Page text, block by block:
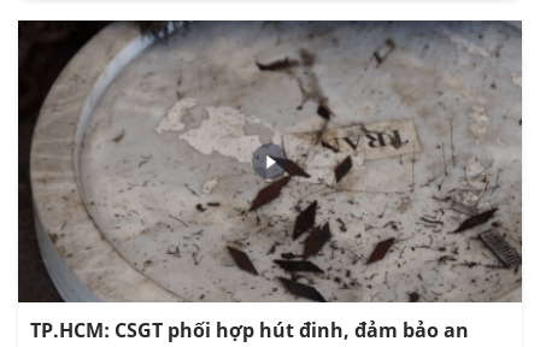
TP.HCM: CSGT phối hợp hút đinh, đảm bảo an